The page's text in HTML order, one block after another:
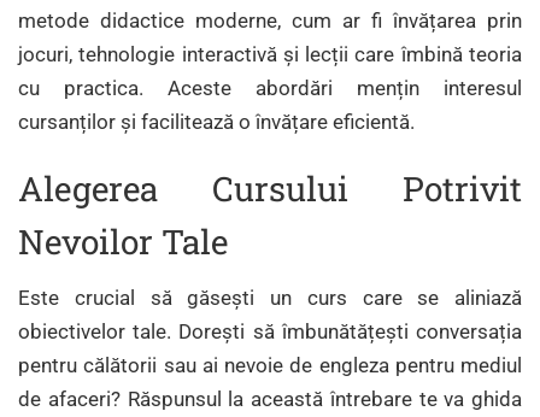
metode didactice moderne, cum ar fi învățarea prin
jocuri, tehnologie interactivă și lecții care îmbină teoria
cu practica. Aceste abordări mențin interesul
cursanților și facilitează o învățare eficientă.
Alegerea Cursului Potrivit
Nevoilor Tale
Este crucial să găsești un curs care se aliniază
obiectivelor tale. Dorești să îmbunătățești conversația
pentru călătorii sau ai nevoie de engleza pentru mediul
de afaceri? Răspunsul la această întrebare te va ghida